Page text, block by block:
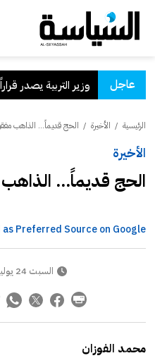
عاجل وزير التربية يصدر قراراً
الرئيسية / الأخيرة / الحج قديماً... الذاهب
الأخيرة
الحج قديماً... الذاهب
as Preferred Source on Google
السبت 24 يوليو 2021
محمد الفوزان